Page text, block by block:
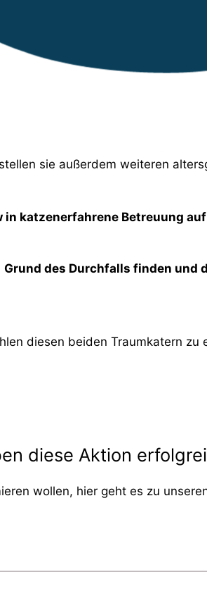
Mit ihrem jugendlichen
Ihre Kastration stünde in
Kater dann machen ist nicht
sie außerdem weiteren
katzenerfahrene Betreuung
Grund des Durchfalls finden und
diesen beiden Traumkatern
diese Aktion
wollen, hier geht es zu